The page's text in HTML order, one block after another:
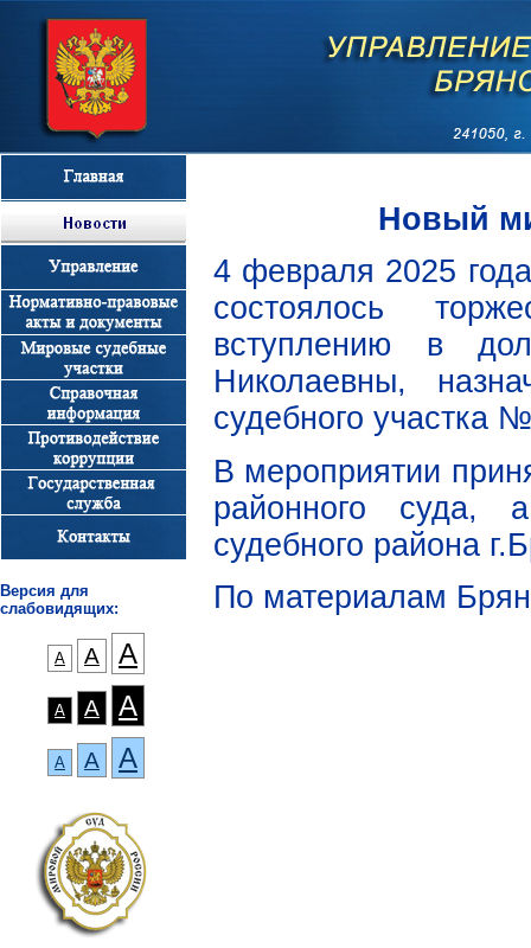
Версия для
слабовидящих:
А А А
А А А
А А А
Новый
4 февраля 2025
состоялось
вступлению в
Николаевны,
судебного участка
В мероприятии
районного суда,
судебного района
По материалам